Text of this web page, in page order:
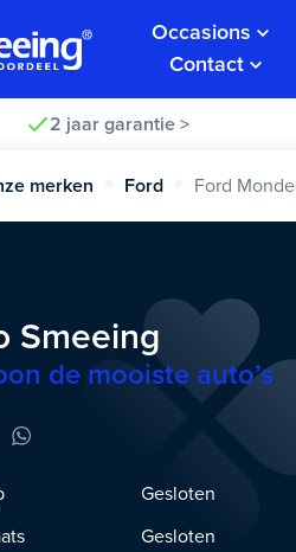
Occasions
Contact
2 jaar garantie >
merken Ford Ford
Smeeing
de mooiste auto’s
Gesloten
Gesloten